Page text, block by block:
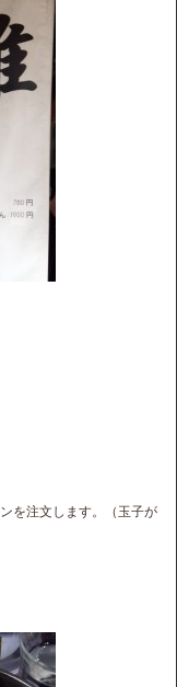
を注文します。（玉子が